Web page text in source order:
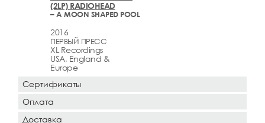
(2LP) RADIOHEAD
– A MOON SHAPED POOL
2016
ПЕРВЫЙ ПРЕСС
XL Recordings
USA, England &
Europe
Сертификаты
Оплата
Доставка